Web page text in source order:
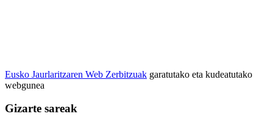
Eusko Jaurlaritzaren Web Zerbitzuak garatutako eta kudeatutako
webgunea
Gizarte sareak